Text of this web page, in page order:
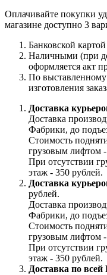
Оплачивайте покупки
магазине доступно 3
Банковской
Наличными (при
оформляется акт
По выставленному
изготовления
Доставка
Доставка
Фабрики, до
Стоимость
грузовым лифтом
При отсутствии
этаж - 350 рублей.
Доставка
рублей.
Доставка
Фабрики, до
Стоимость
грузовым лифтом
При отсутствии
этаж - 350 рублей.
Доставка по